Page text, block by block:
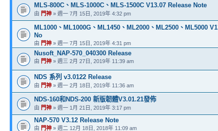
MLS-800C、MLS-1000C、MLS-1500C V13.07 Release Note
由 門神 » 週一 7月 15日, 2019年 4:32 pm
ML1000、ML1000G、ML1450、ML2000、ML2500、ML5000
No
由 門神 » 週一 7月 15日, 2019年 4:31 pm
Nusoft_NAP-570_040300 Release
由 門神 » 週三 2月 27日, 2019年 11:39 am
NDS 系列 v3.0122 Release
由 門神 » 週一 2月 18日, 2019年 11:36 am
NDS-160和NDS-200 新版韌體V3.01.21發佈
由 門神 » 週一 1月 21日, 2019年 3:17 pm
NAP-570 V3.12 Release Note
由 門神 » 週二 12月 18日, 2018年 11:09 am